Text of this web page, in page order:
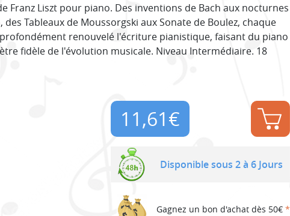
Franz Liszt pour piano. Des inventions de Bach aux nocturnes
des Tableaux de Moussorgski aux Sonate de Boulez, chaque
renouvelé l'écriture pianistique, faisant du piano
fidèle de l'évolution musicale. Niveau Intermédiaire. 18
11,61€
Disponible sous 2 à 6 Jours
Gagnez un bon d'achat dès 50€ *